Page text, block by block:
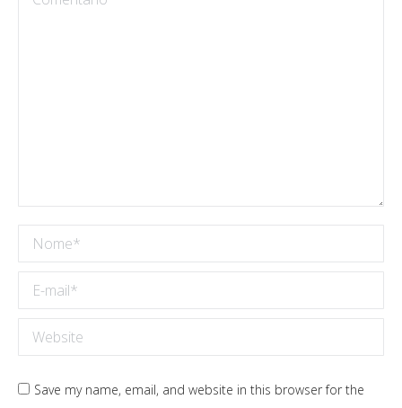
Nome *
E-mail *
Website
Save my name, email, and website in this browser for the